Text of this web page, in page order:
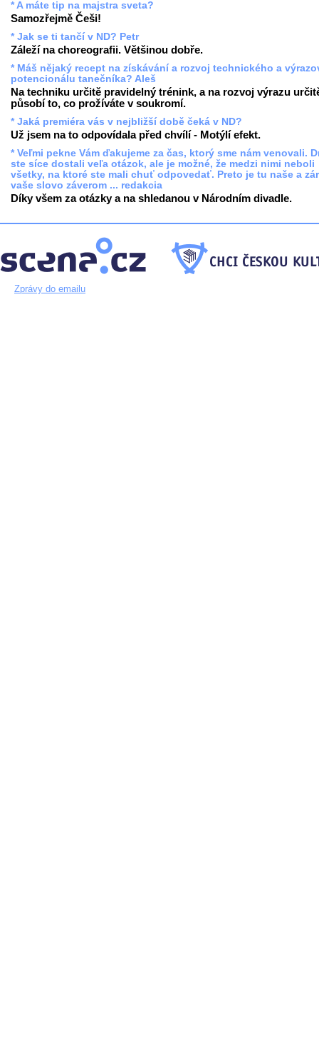
* A máte tip na majstra sveta?
Samozřejmě Češi!
* Jak se ti tančí v ND? Petr
Záleží na choreografii. Většinou dobře.
* Máš nějaký recept na získávání a rozvoj technického a
potencionálu tanečníka? Aleš
Na techniku určitě pravidelný trénink, a na rozvoj výrazu
působí to, co prožíváte v soukromí.
* Jaká premiéra vás v nejbližší době čeká v ND?
Už jsem na to odpovídala před chvílí - Motýlí efekt.
* Veľmi pekne Vám ďakujeme za čas, ktorý sme nám venovali.
ste síce dostali veľa otázok, ale je možné, že medzi nimi neboli
všetky, na ktoré ste mali chuť odpovedať. Preto je tu naše a
vaše slovo záverom ... redakcia
Díky všem za otázky a na shledanou v Národním divadle.
Zprávy do emailu